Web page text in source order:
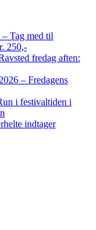
Tag med til
250,-
fredag aften:
– Fredagens
i festivaltiden i
indtager